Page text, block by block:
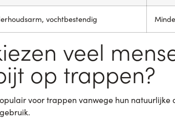
vochtbestendig
veel
op trappen?
voor trappen vanwege hun natuurlijke